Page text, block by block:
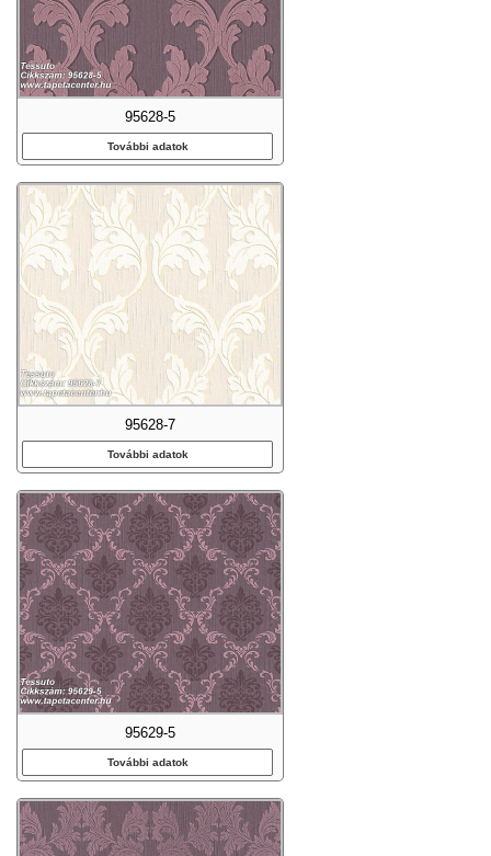
95628-5
További adatok
95628-7
További adatok
95629-5
További adatok